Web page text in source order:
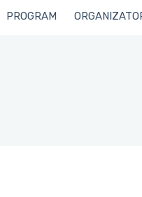
PROGRAM